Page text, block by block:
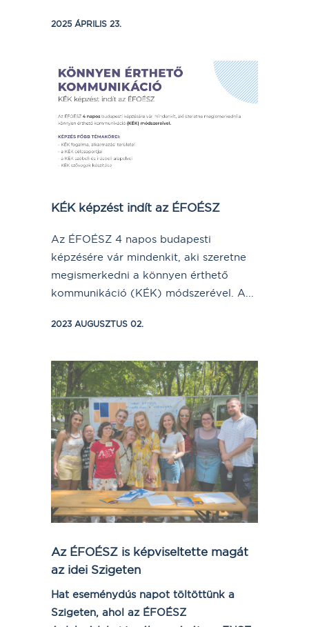
2025 ÁPRILIS 23.
KÉK képzést indít az ÉFOÉSZ
Az ÉFOÉSZ 4 napos budapesti
képzésére vár mindenkit, aki szeretne
megismerkedni a könnyen érthető
kommunikáció (KÉK) módszerével. A...
2023 AUGUSZTUS 02.
Az ÉFOÉSZ is képviseltette magát
az idei Szigeten
Hat eseménydús napot töltöttünk a
Szigeten, ahol az ÉFOÉSZ